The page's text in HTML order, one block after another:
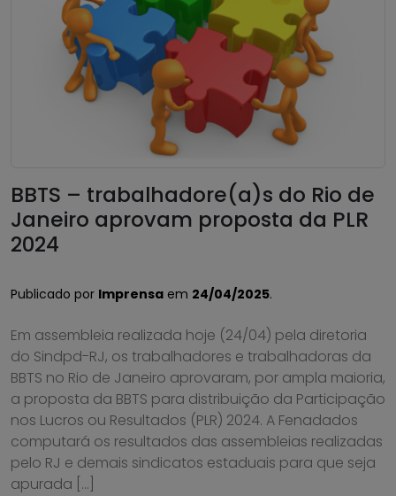
BBTS – trabalhadore(a)s do Rio de
Janeiro aprovam proposta da PLR
2024
Publicado por Imprensa em 24/04/2025.
Em assembleia realizada hoje (24/04) pela diretoria
do Sindpd-RJ, os trabalhadores e trabalhadoras da
BBTS no Rio de Janeiro aprovaram, por ampla maioria,
a proposta da BBTS para distribuição da Participação
nos Lucros ou Resultados (PLR) 2024. A Fenadados
computará os resultados das assembleias realizadas
pelo RJ e demais sindicatos estaduais para que seja
apurada […]